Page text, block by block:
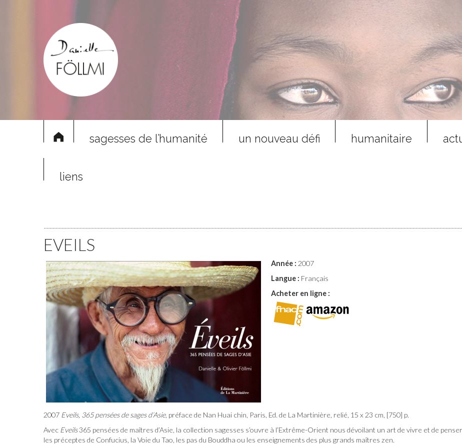
sagesses de l’humanité un nouveau défi humanitaire
liens
EVEILS
Année : 2007
Langue : Français
Acheter en ligne :
2007 Eveils, 365 pensées de sages d’Asie, préface de Nan Huai chin, Paris, Ed. de La Martinière, relié, 15 x 23 cm, [750] p.
Avec Eveils365 pensées de maîtres d’Asie, la collection sagesses s’ouvre à l’Extrême-Orient nous dévoilant un art de vivre et de
les préceptes de Confucius, la Voie du Tao, les pas du Bouddha ou les enseignements des plus grands maîtres zen.